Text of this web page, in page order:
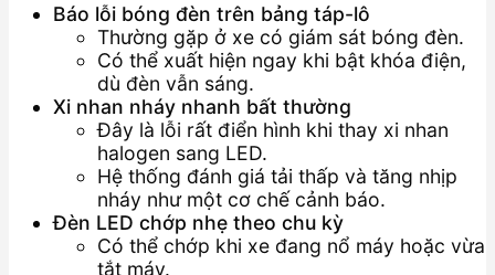
Báo lỗi bóng đèn trên bảng táp-lô
Thường gặp ở xe có giám sát bóng đèn.
Có thể xuất hiện ngay khi bật khóa điện,
dù đèn vẫn sáng.
Xi nhan nháy nhanh bất thường
Đây là lỗi rất điển hình khi thay xi nhan
halogen sang LED.
Hệ thống đánh giá tải thấp và tăng nhịp
nháy như một cơ chế cảnh báo.
Đèn LED chớp nhẹ theo chu kỳ
Có thể chớp khi xe đang nổ máy hoặc vừa
tắt máy.